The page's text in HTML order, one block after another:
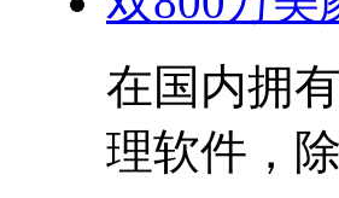
在国内拥
理软件，